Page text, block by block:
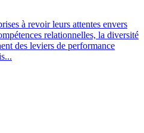
à revoir leurs attentes envers
relationnelles, la diversité
des leviers de performance